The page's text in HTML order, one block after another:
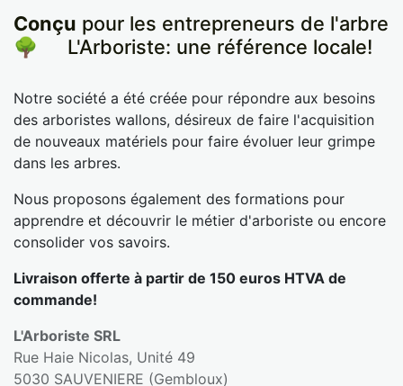
Conçu pour les entrepreneurs de l'arbre
🌳
​L'Arboriste: une référence locale!
Notre société a été créée pour répondre aux besoins
des arboristes wallons, désireux de faire l'acquisition
de nouveaux matériels pour faire évoluer leur grimpe
dans les arbres.
Nous proposons également des formations pour
apprendre et découvrir le métier d'arboriste ou encore
consolider vos savoirs.
Livraison offerte à partir de 150 euros HTVA de
commande!
L'Arboriste SRL
Rue Haie Nicolas, Unité 49
5030 SAUVENIERE (Gembloux)